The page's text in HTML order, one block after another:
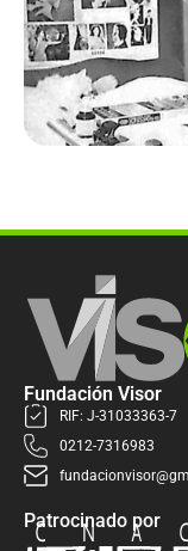
Fundación Visor
RIF: J-31033363-7
0212-7316983
Patrocinado por